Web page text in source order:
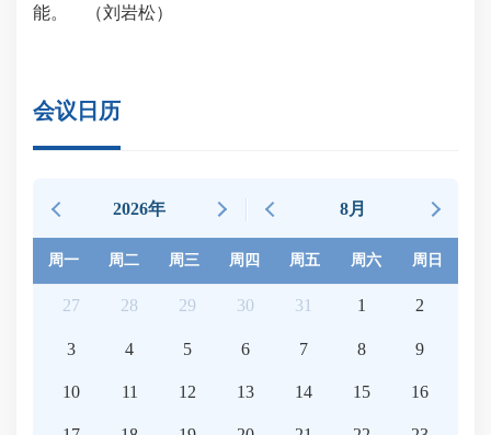
能。
（刘岩松）
会议日历
2026年 8月
周一 周二 周三 周四 周五 周六 周日
27 28 29 30 31 1 2
3 4 5 6 7 8 9
10 11 12 13 14 15 16